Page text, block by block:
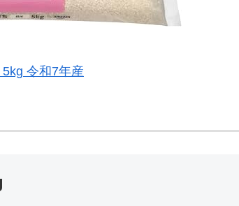
令和7年産